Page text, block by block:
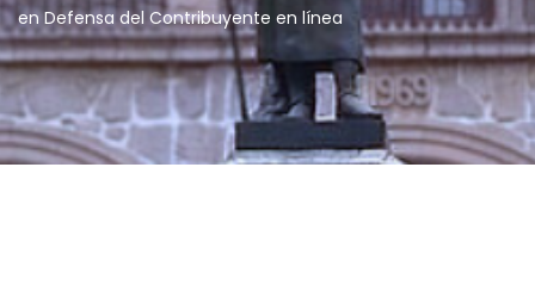
en Defensa del Contribuyente en línea